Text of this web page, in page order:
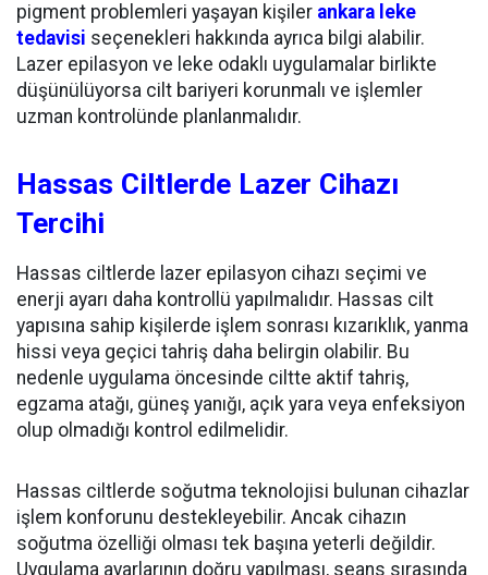
pigment problemleri yaşayan kişiler ankara leke
tedavisi seçenekleri hakkında ayrıca bilgi alabilir.
Lazer epilasyon ve leke odaklı uygulamalar birlikte
düşünülüyorsa cilt bariyeri korunmalı ve işlemler
uzman kontrolünde planlanmalıdır.
Hassas Ciltlerde Lazer Cihazı
Tercihi
Hassas ciltlerde lazer epilasyon cihazı seçimi ve
enerji ayarı daha kontrollü yapılmalıdır. Hassas cilt
yapısına sahip kişilerde işlem sonrası kızarıklık, yanma
hissi veya geçici tahriş daha belirgin olabilir. Bu
nedenle uygulama öncesinde ciltte aktif tahriş,
egzama atağı, güneş yanığı, açık yara veya enfeksiyon
olup olmadığı kontrol edilmelidir.
Hassas ciltlerde soğutma teknolojisi bulunan cihazlar
işlem konforunu destekleyebilir. Ancak cihazın
soğutma özelliği olması tek başına yeterli değildir.
Uygulama ayarlarının doğru yapılması, seans sırasında